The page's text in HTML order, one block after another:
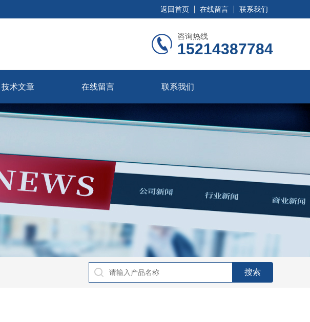
返回首页 在线留言 联系我们
咨询热线
15214387784
技术文章 在线留言 联系我们